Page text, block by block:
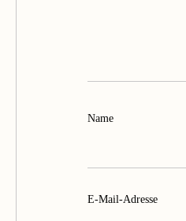
Name
E-Mail-Adresse